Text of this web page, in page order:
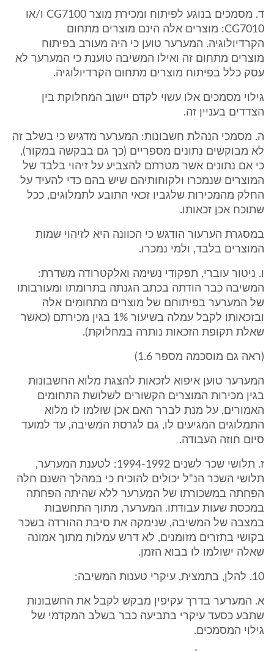
ד. מסמכים בנוגע לפיתוח ומכירת מוצר CG7100 ו/או
CG7010: מוצרים אלה הינם מוצרים מתחום
הקרדיולוגיה. המערער טוען כי היה מעורב בפיתוח
מוצרים מתחום זה ואילו המשיבה טוענת כי המערער לא
עסק כלל בפיתוח מוצרים מתחום הקרדיולוגיה.
גילוי מסמכים אלו עשוי לקדם יישוב המחלוקת בין
הצדדים בעניין זה.
ה. מסמכי הנהלת חשבונות: המערער מדגיש כי בשלב זה
לא מבוקשים נתונים מספריים (כך גם בבקשה במקור),
כי אם נתונים אשר מטרתם להצביע על זיהוי בלבד של
המוצרים שנמכרו ולקוחותיהם שיש בהם כדי להעיד על
החלק מהמכירות שלגביו זכאי התובע לתמלוגים, ככל
שתוכח אכן זכאותו.
במסגרת הערעור הודגש כי הכוונה היא לזיהוי שמות
המוצרים בלבד, ולמי נמכרו.
ו. ניטור עוברי, תפקודי נשימה ואלקטרודה משדרת:
המשיבה כבר הודתה בכתב הגנתה בתרומתו ומעורבותו
של המערער בפיתוחם של מוצרים מתחומים אלה
ובזכאותו לקבל עמלה בשיעור 1% בגין מכירתם (כאשר
שאלת תקופת הזכאות נותרה במחלוקת).
(ראה גם מוסכמה מספר 1.6)
המערער טוען איפוא לזכאות להצגת מלוא החשבונות
בגין מכירות המוצרים הקשורים לשלושת התחומים
האמורים, על מנת לברר האם אכן שולמו לו מלוא
התמלוגים המגיעים לו, גם לגרסת המשיבה, עד למועד
סיום חוזה העבודה.
ז. תלושי שכר לשנים 1994-1992: לטענת המערער,
תלושי השכר הנ"ל יכולים להוכיח כי במהלך השנם חלה
הפחתה במשכורתו של המערער ללא שהיתה הפחתה
במכסת שעות עבודתו. המערער, מתוך התחשבות
במצבה של המשיבה, שנימקה את סיבת ההורדה בשכר
בקושי בתזרים מזומנים, לא דרש עמלות מתוך אמונה
שאלה ישולמו לו בבוא הזמן.
10. להלן, בתמצית, עיקרי טענות המשיבה:
א. המערער בדרך עקיפין מבקש לקבל את החשבונות
שתבע כסעד עיקרי בתביעה כבר בשלב המקדמי של
גילוי המסמכים.